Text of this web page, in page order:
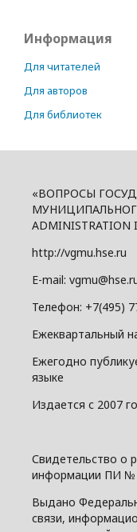
Информация
Для читателей
Для авторов
Для библиотек
«ВОПРОСЫ
ADMINISTRATION
http://vgmu.hse.ru
E-mail:
Телефон: +7(495)
Ежеквартальный
Ежегодно
языке
Издается с 2007
Свидетельство о
информации ПИ №
Выдано
связи,